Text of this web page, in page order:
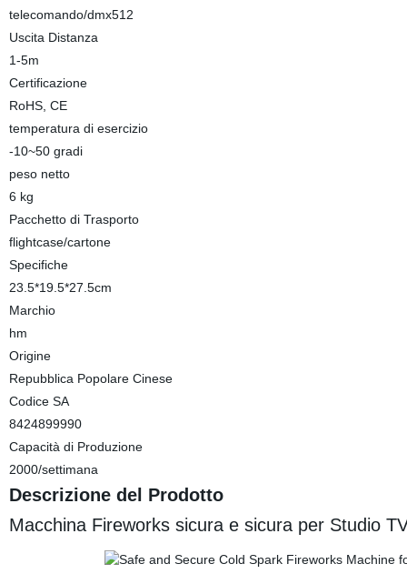
telecomando/dmx512
Uscita Distanza
1-5m
Certificazione
RoHS, CE
temperatura di esercizio
-10~50 gradi
peso netto
6 kg
Pacchetto di Trasporto
flightcase/cartone
Specifiche
23.5*19.5*27.5cm
Marchio
hm
Origine
Repubblica Popolare Cinese
Codice SA
8424899990
Capacità di Produzione
2000/settimana
Descrizione del Prodotto
Macchina Fireworks sicura e sicura per Studio